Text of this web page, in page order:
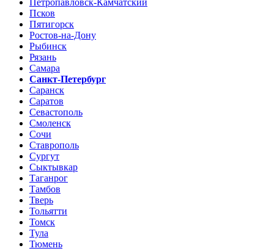
Петропавловск-Камчатский
Псков
Пятигорск
Ростов-на-Дону
Рыбинск
Рязань
Самара
Санкт-Петербург
Саранск
Саратов
Севастополь
Смоленск
Сочи
Ставрополь
Сургут
Сыктывкар
Таганрог
Тамбов
Тверь
Тольятти
Томск
Тула
Тюмень